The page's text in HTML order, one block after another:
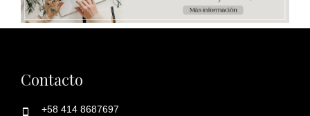
Contacto
+58 414 8687697